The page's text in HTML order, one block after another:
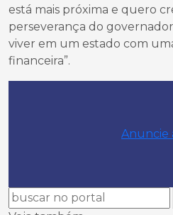
está mais próxima e quero
perseverança do
viver em um estado com
financeira”.
Anuncie